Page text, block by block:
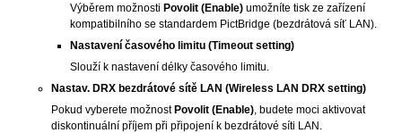
Výběrem možnostiPovolit (Enable) umožníte tisk ze zařízení
kompatibilního se standardem PictBridge (bezdrátová síť LAN).
Nastavení časového limitu (Timeout setting)
Slouží k nastavení délky časového limitu.
Nastav. DRX bezdrátové sítě LAN (Wireless LAN DRX setting)
Pokud vyberete možnostPovolit (Enable), budete moci aktivovat
diskontinuální příjem při připojení k bezdrátové síti LAN.